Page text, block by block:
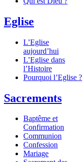
Eglise
L’Eglise
aujourd’hui
L’Eglise dans
l’Histoire
Pourquoi l’Eglise ?
Sacrements
Baptême et
Confirmation
Communion
Confession
Mariage